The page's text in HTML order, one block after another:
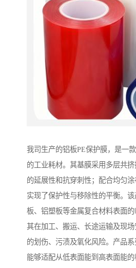
我司生产的铝板PE保护膜，是一
的工业耗材。其基膜采用多层共
的延展性和抗穿刺性；配合均匀涂
实现了保护性与移除性的平衡。
板、铝塑板等金属复合材料表面
其在加工、搬运、长途运输及现
的划伤、污渍及氧化风险。产品系
能够适配从低表面能到高表面能